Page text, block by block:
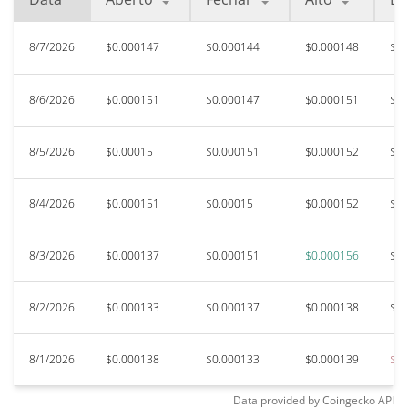
8/7/2026 $0.000147 $0.000144 $0.000148
8/6/2026 $0.000151 $0.000147 $0.000151
8/5/2026 $0.00015 $0.000151 $0.000152
8/4/2026 $0.000151 $0.00015 $0.000152
8/3/2026 $0.000137 $0.000151 $0.000156
8/2/2026 $0.000133 $0.000137 $0.000138
8/1/2026 $0.000138 $0.000133 $0.000139
Data provided byCoingeckoAPI